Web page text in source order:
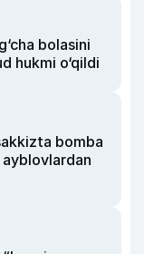
bolasini
hukmi o‘qildi
bomba
ayblovlardan